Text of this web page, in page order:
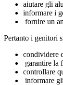
aiutare gli
informare i
fornire un
Pertanto i genitori
condividere
garantire la
controllare
informare